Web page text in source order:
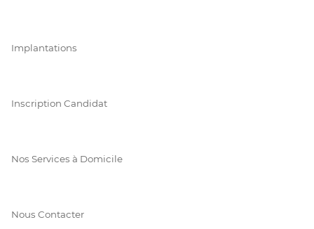
Implantations
Inscription Candidat
Nos Services à Domicile
Nous Contacter